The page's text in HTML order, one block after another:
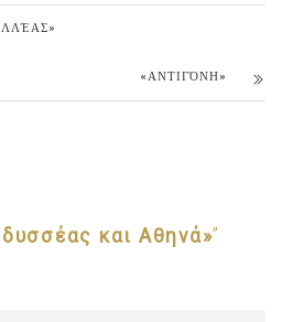
«ΑΝΤΙΓΌΝΗ»
και Αθηνά»”